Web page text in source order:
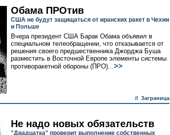
Обама ПРОтив
США не будут защищаться от иранских ракет в Чехии
и Польше
Вчера президент США Барак Обама объявил в
специальном телеобращении, что отказывается от
решения своего предшественника Джорджа Буша
разместить в Восточной Европе элементы системы
противоракетной обороны (ПРО)...>>
// Заграница
Не надо новых обязательств
"Двадцатка" проверит выполнение собственных